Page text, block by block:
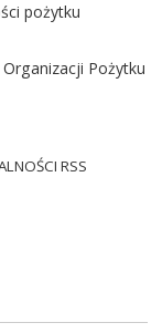
pożytku
Pożytku
RSS